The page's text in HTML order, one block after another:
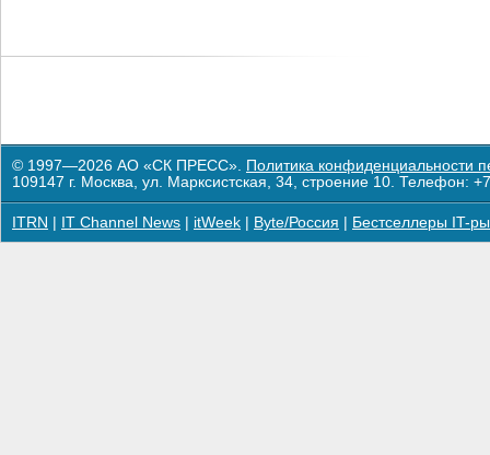
© 1997—2026 АО «СК ПРЕСС». Политика конфиденциальности
109147 г. Москва, ул. Марксистская, 34, строение 10. Телефон:
ITRN IT Channel News itWeek Byte/Россия Бестселлеры IT-